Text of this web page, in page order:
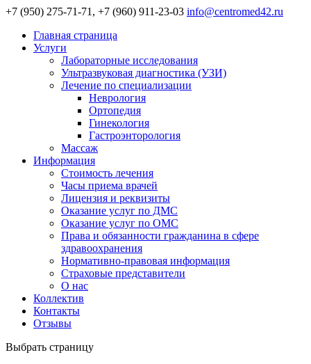
+7 (950) 275-71-71, +7 (960) 911-23-03 info@centromed42.ru
Главная страница
Услуги
Лабораторные исследования
Ультразвуковая диагностика (УЗИ)
Лечение по специализации
Неврология
Ортопедия
Гинекология
Гастроэнторология
Массаж
Информация
Стоимость лечения
Часы приема врачей
Лицензия и реквизиты
Оказание услуг по ДМС
Оказание услуг по ОМС
Права и обязанности гражданина в сфере
здравоохранения
Нормативно-правовая информация
Страховые представители
О нас
Коллектив
Контакты
Отзывы
Выбрать страницу